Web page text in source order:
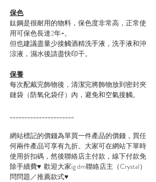
保色
鈦鋼是很耐用的物料，保色度非常高，正常使
用可保色長達2年+。
但也建議盡量少接觸酒精洗手液，洗手液和沖
涼液，濕水後請盡快印干。
保養
每次配戴完飾物後，清潔完將飾物放到密封夾
鏈袋（防氧化袋仔）內，避免和空氣接觸。
______________________
網站標記的價錢為單買一件產品的價錢，買任
何兩件產品可享有九折。大家可在網站下單時
使用折扣碼，然後聯絡店主付款，線下付款免
除手續費♥ 歡迎大家ig dm聯絡店主（Crystal）
問問題／推薦款式♥